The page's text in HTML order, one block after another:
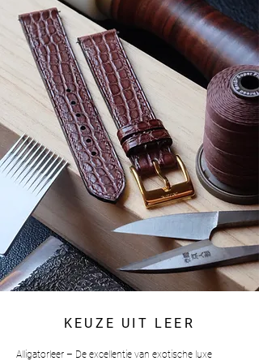
KEUZE UIT LEER
Alligatorleer – De excellentie van exotische luxe